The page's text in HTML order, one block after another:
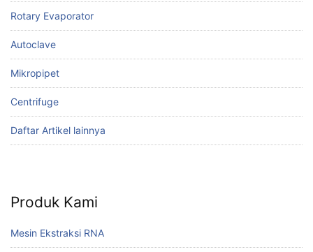
Rotary Evaporator
Autoclave
Mikropipet
Centrifuge
Daftar Artikel lainnya
Produk Kami
Mesin Ekstraksi RNA